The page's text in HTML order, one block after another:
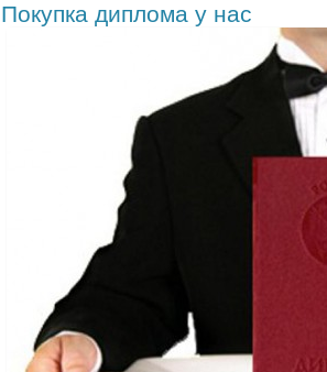
Покупка диплома у нас